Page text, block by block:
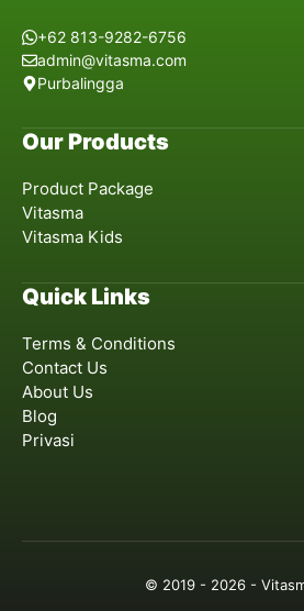
+62 813-9282-6756
admin@vitasma.com
Purbalingga
Our Products
Product Package
Vitasma
Vitasma Kids
Quick Links
Terms & Conditions
Contact Us
About Us
Blog
Privasi
© 2019 - 2026 -